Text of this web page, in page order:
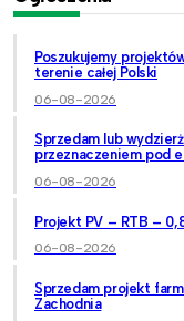
Poszukujemy
terenie całej Polski
06-08-2026
Sprzedam lub
przeznaczeniem pod
06-08-2026
Projekt PV – RTB –
06-08-2026
Sprzedam projekt
Zachodnia